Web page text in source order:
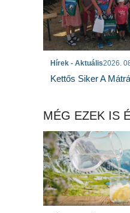
Hírek - Aktuális2026.
Kettős Siker A
MÉG EZEK IS